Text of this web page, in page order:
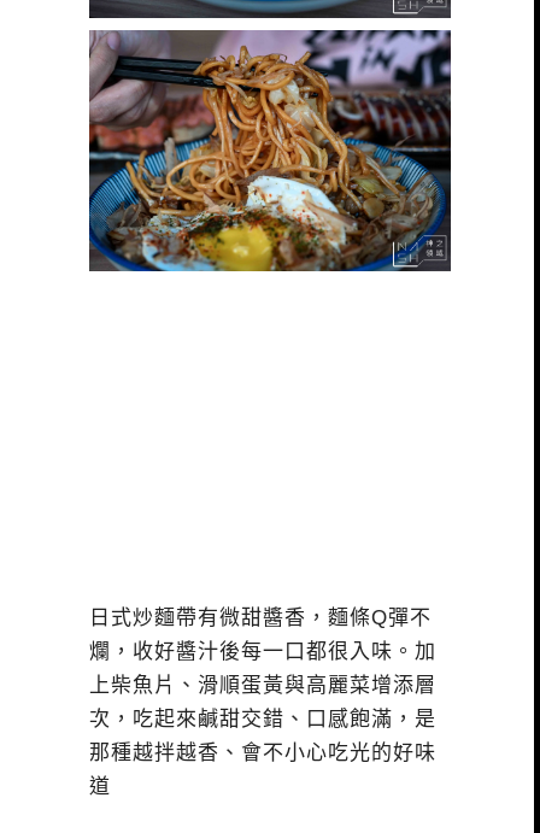
日式炒麵帶有微甜醬香，麵條Q彈不
爛，收好醬汁後每一口都很入味。加
上柴魚片、滑順蛋黃與高麗菜增添層
次，吃起來鹹甜交錯、口感飽滿，是
那種越拌越香、會不小心吃光的好味
道